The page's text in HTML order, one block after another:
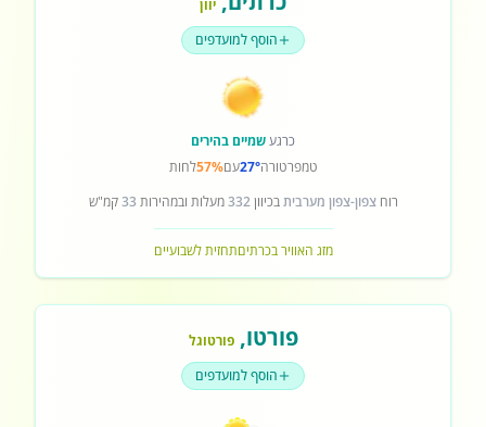
יוון
הוסף למועדפים
כרגעשמיים בהירים
טמפרטורה27°עם57%לחות
רוחצפון-צפון מערביתבכיוון332מעלות ובמהירות 33קמ"ש
מזג האוויר בכרתיםתחזית לשבועיים
פורטו,פורטוגל
הוסף למועדפים